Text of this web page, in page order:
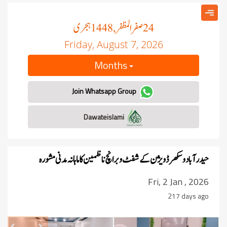
24صفر المظفر, 1448 ہجری
Friday, August 7, 2026
Months
Join Whatsapp Group
حیدرآباد و سکھر ڈویژن کے شفٹ و برانچ ناظمین کا ماہانہ مدنی مشورہ
Fri, 2 Jan , 2026
217 days ago
Next